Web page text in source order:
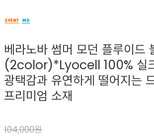
베라노바 썸머 모던 플루이드
(2color)*Lyocell 100% 실
광택감과 유연하게 떨어지는
프리미엄 소재
104,000원